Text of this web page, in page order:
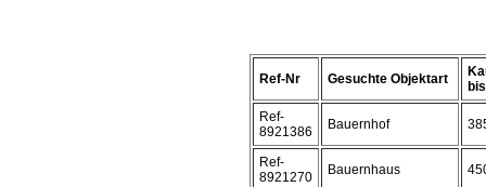
Ref-Nr Gesuchte Objektart
Ref-
8921386
Bauernhof
Ref-
8921270
Bauernhaus